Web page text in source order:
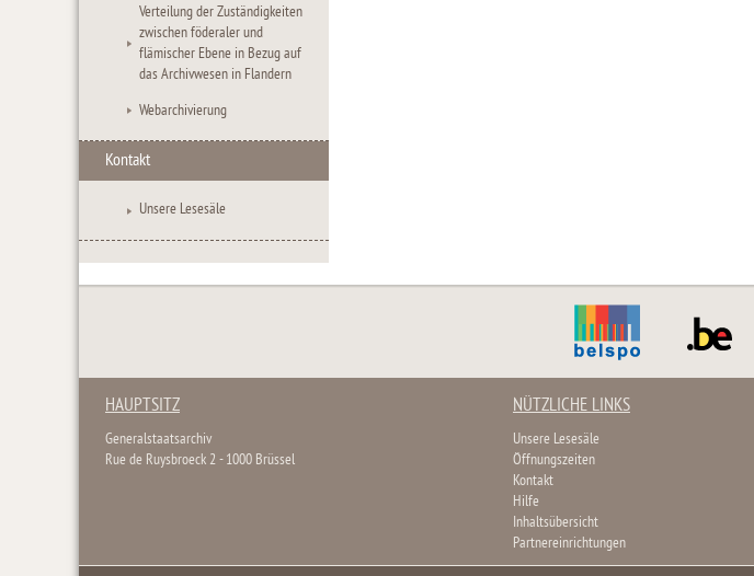
Verteilung der Zuständigkeiten
zwischen föderaler und
flämischer Ebene in Bezug auf
das Archivwesen in Flandern
Webarchivierung
Kontakt
Unsere Lesesäle
HAUPTSITZ
Generalstaatsarchiv
Rue de Ruysbroeck 2 - 1000 Brüssel
NÜTZLICHE LINKS
Unsere Lesesäle
Öffnungszeiten
Kontakt
Hilfe
Inhaltsübersicht
Partnereinrichtungen